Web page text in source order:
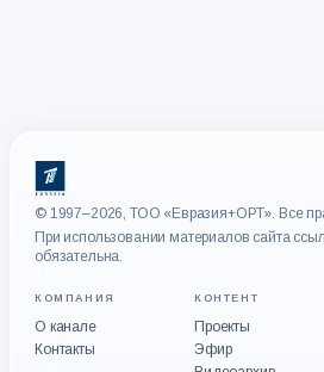
© 1997–2026, ТОО «Евразия+ОРТ». Все
При использовании материалов сайта
обязательна.
КОМПАНИЯ
О канале
Контакты
КОНТЕНТ
Проекты
Эфир